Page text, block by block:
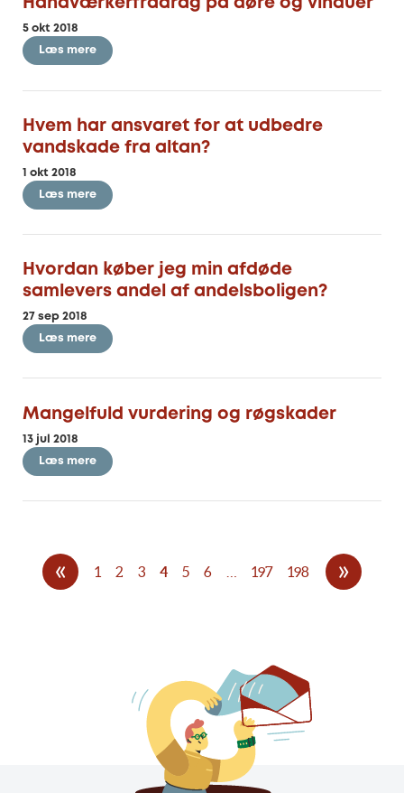
Håndværkerfradrag på døre og vinduer
5 okt 2018
Læs mere
Hvem har ansvaret for at udbedre
vandskade fra altan?
1 okt 2018
Læs mere
Hvordan køber jeg min afdøde
samlevers andel af andelsboligen?
27 sep 2018
Læs mere
Mangelfuld vurdering og røgskader
13 jul 2018
Læs mere
« 1 2 3 4 5 6 197 198 »